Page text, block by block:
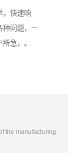
，快速响
种问题，一
急，。
the manufacturing